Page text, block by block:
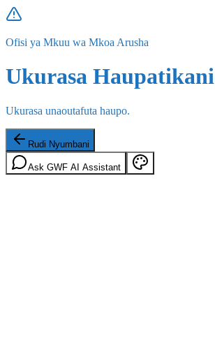
Ofisi ya Mkuu wa Mkoa Arusha
Ukurasa Haupatikani
Ukurasa unaoutafuta haupo.
Rudi Nyumbani
Ask GWF AI Assistant